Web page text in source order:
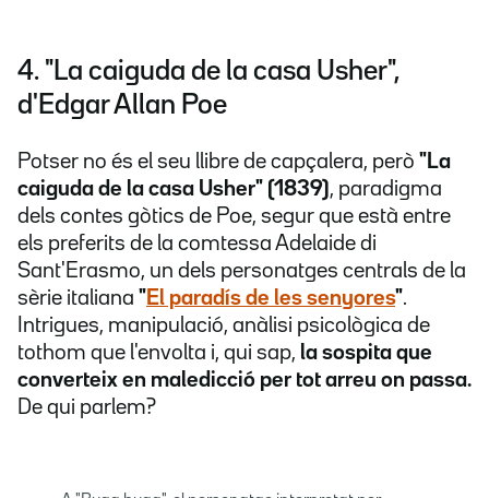
4. "La caiguda de la casa Usher",
d'Edgar Allan Poe
Potser no és el seu llibre de capçalera, però "La
caiguda de la casa Usher" (1839), paradigma
dels contes gòtics de Poe, segur que està entre
els preferits de la comtessa Adelaide di
Sant'Erasmo, un dels personatges centrals de la
sèrie italiana "El paradís de les senyores".
Intrigues, manipulació, anàlisi psicològica de
tothom que l'envolta i, qui sap, la sospita que
converteix en maledicció per tot arreu on passa.
De qui parlem?